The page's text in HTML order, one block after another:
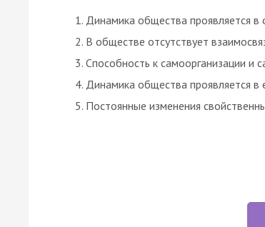
Динамика общества проявляется
В обществе отсутствует
Способность к самоорганизации и
Динамика общества проявляется в
Постоянные изменения